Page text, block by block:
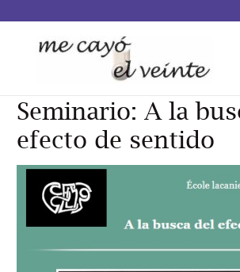
Seminario: A la
efecto de sentido